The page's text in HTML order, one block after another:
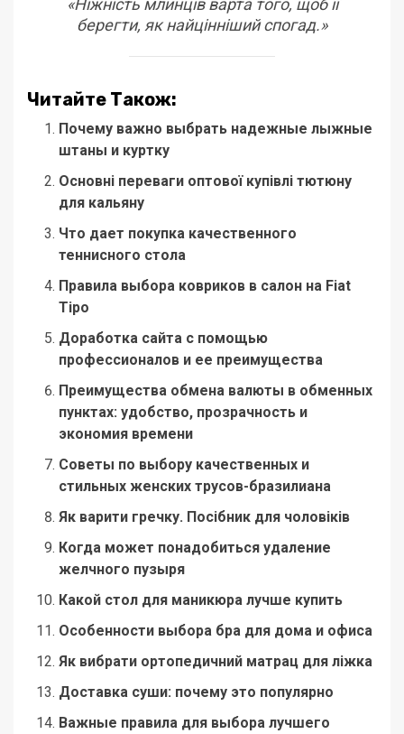
«Ніжність млинців варта того, щоб її
берегти, як найцінніший спогад.»
Читайте Також:
Почему важно выбрать надежные лыжные
штаны и куртку
Основні переваги оптової купівлі тютюну
для кальяну
Что дает покупка качественного
теннисного стола
Правила выбора ковриков в салон на Fiat
Tipo
Доработка сайта с помощью
профессионалов и ее преимущества
Преимущества обмена валюты в обменных
пунктах: удобство, прозрачность и
экономия времени
Советы по выбору качественных и
стильных женских трусов-бразилиана
Як варити гречку. Посібник для чоловіків
Когда может понадобиться удаление
желчного пузыря
Какой стол для маникюра лучше купить
Особенности выбора бра для дома и офиса
Як вибрати ортопедичний матрац для ліжка
Доставка суши: почему это популярно
Важные правила для выбора лучшего